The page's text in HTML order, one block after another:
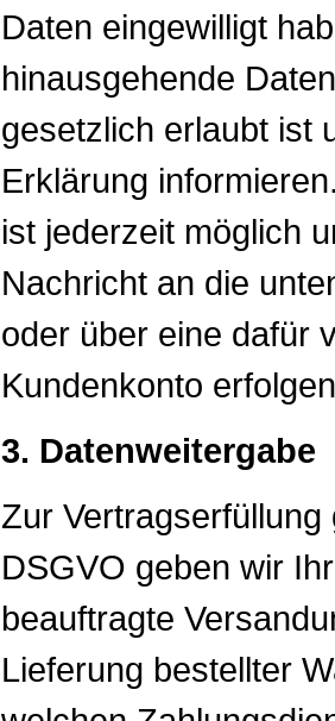
Daten eingewilligt
hinausgehende
gesetzlich erlaubt ist
Erklärung
ist jederzeit möglich
Nachricht an die
oder über eine dafür
Kundenkonto
3. Datenweitergabe
Zur
DSGVO geben wir
beauftragte
Lieferung bestellter